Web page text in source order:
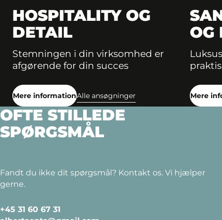
HOSPITALITY OG
DETAIL
Stemningen i din virksomhed er
afgørende for din succes
Mere informationAlle ansøgninger
OG
Mere
OFTE STILLEDE
SPØRGSMÅL
Fandt du ikke dit spørgsmål? Kontakt os. Vi hjælper
gerne.
+45 31 60 67 31